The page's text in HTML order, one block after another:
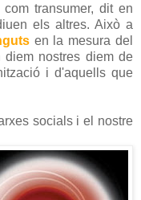
transumer, dit en
els altres. Això a
en la mesura del
diem nostres diem de
i d'aquells que
socials i el nostre